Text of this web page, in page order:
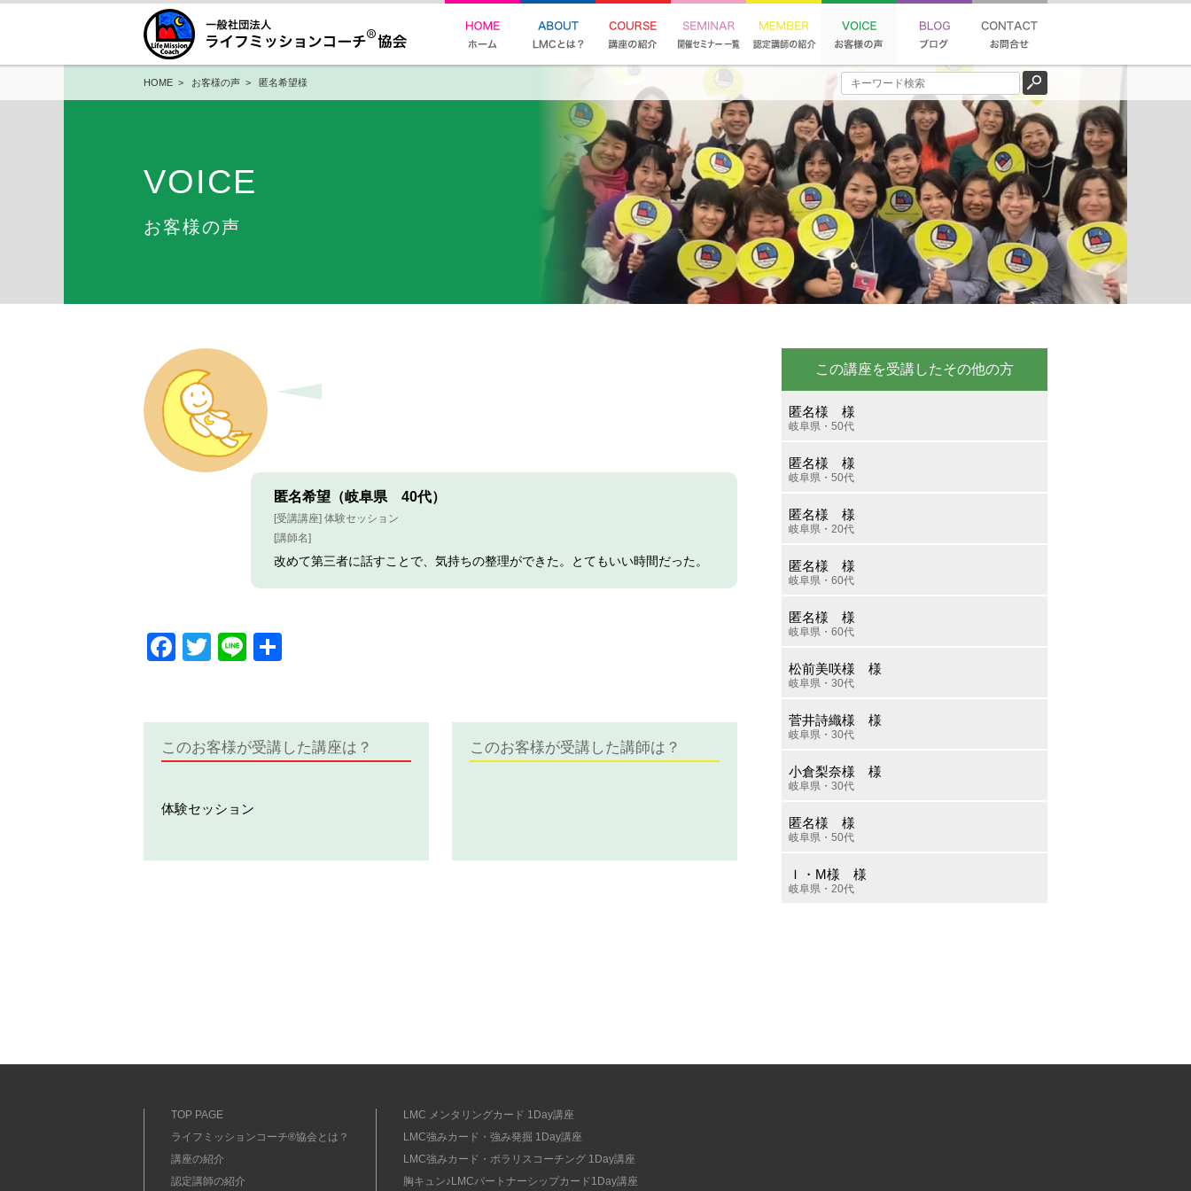
HOME > お客様の声 > 匿名希望様
VOICE
お客様の声
匿名希望（岐阜県 40代）
[受講講座] 体験セッション
[講師名]
改めて第三者に話すことで、気持ちの整理ができた。とてもいい時間だった。
Facebook
Twitter
Line
このお客様が受講した講座は？
体験セッション
このお客様が受講した講師は？
この講座を受講したその他の方
匿名様 様
岐阜県・50代
匿名様 様
岐阜県・50代
匿名様 様
岐阜県・20代
匿名様 様
岐阜県・60代
匿名様 様
岐阜県・60代
松前美咲様 様
岐阜県・30代
菅井詩織様 様
岐阜県・30代
小倉梨奈様 様
岐阜県・30代
匿名様 様
岐阜県・50代
Ｉ・M様 様
岐阜県・20代
TOP PAGE
ライフミッションコーチ®協会とは？
講座の紹介
認定講師の紹介
LMC メンタリングカード 1Day講座
LMC強みカード・強み発掘 1Day講座
LMC強みカード・ポラリスコーチング 1Day講座
胸キュン♪LMCパートナーシップカード1Day講座